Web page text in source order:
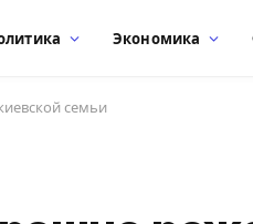
Экономика
семьи